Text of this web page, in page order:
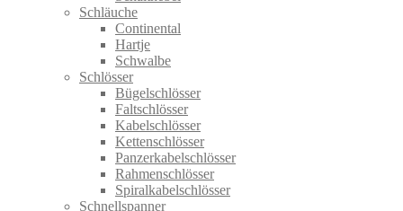
Schläuche
Continental
Hartje
Schwalbe
Schlösser
Bügelschlösser
Faltschlösser
Kabelschlösser
Kettenschlösser
Panzerkabelschlösser
Rahmenschlösser
Spiralkabelschlösser
Schnellspanner